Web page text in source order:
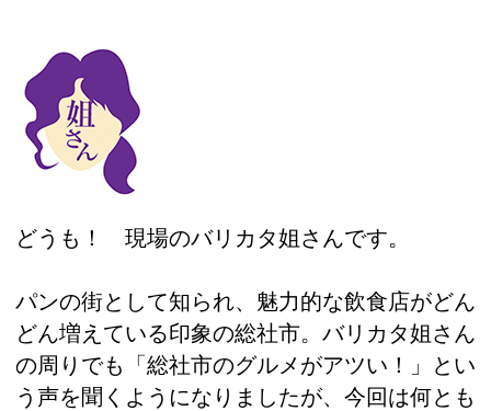
どうも！ 現場のバリカタ姐さんです。
パンの街として知られ、魅力的な飲食店がどん
どん増えている印象の総社市。バリカタ姐さん
の周りでも「総社市のグルメがアツい！」とい
う声を聞くようになりましたが、今回は何とも